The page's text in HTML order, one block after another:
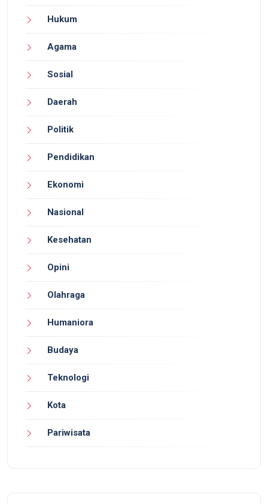
Hukum
Agama
Sosial
Daerah
Politik
Pendidikan
Ekonomi
Nasional
Kesehatan
Opini
Olahraga
Humaniora
Budaya
Teknologi
Kota
Pariwisata